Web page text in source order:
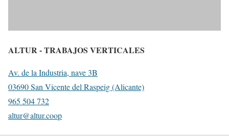
ALTUR - TRABAJOS VERTICALES
Av. de la Industria, nave 3B
03690 San Vicente del Raspeig (Alicante)
965 504 732
altur@altur.coop